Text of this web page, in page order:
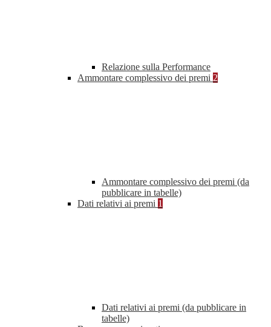
Relazione sulla Performance
Ammontare complessivo dei premi 2
Ammontare complessivo dei premi (da
pubblicare in tabelle)
Dati relativi ai premi 1
Dati relativi ai premi (da pubblicare in
tabelle)